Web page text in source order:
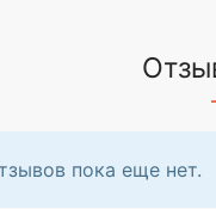
пока еще нет.